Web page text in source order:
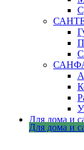
Для дома и
Для дома и